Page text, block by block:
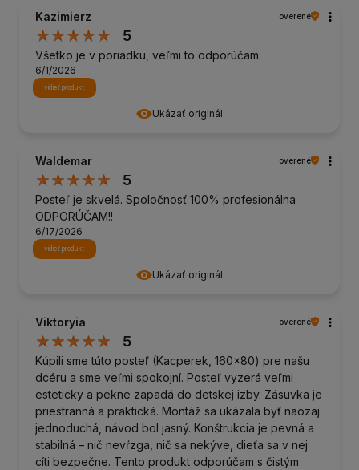
Ukázať originál
Kazimierz overené
5
Všetko je v poriadku, veľmi to odporúčam.
6/1/2026
vidieť produkt
Ukázať originál
Waldemar overené
5
Posteľ je skvelá. Spoločnosť 100% profesionálna
ODPORÚČAM!!
6/17/2026
vidieť produkt
Viktoryia overené
5
Kúpili sme túto posteľ (Kacperek, 160x80) pre našu
dcéru a sme veľmi spokojní. Posteľ vyzerá veľmi
esteticky a pekne zapadá do detskej izby. Zásuvka je
priestranná a praktická. Montáž sa ukázala byť naozaj
jednoduchá, návod bol jasný. Konštrukcia je pevná a
stabilná – nič nevŕzga, nič sa nekýve, dieťa sa v nej
cíti bezpečne. Tento produkt odporúčam s čistým